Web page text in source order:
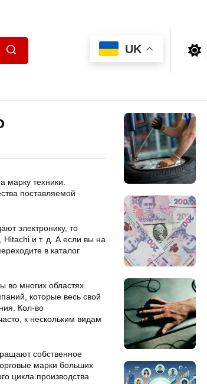
UK
техники.
поставляемой
электронику, то
и т. д. А если вы на
в каталог
многих областях.
которые весь свой
Кол-во
к нескольким видам
собственное
марки больших
цикла производства